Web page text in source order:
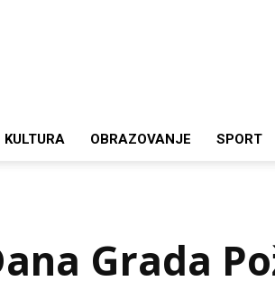
KULTURA OBRAZOVANJE SPORT
Grada